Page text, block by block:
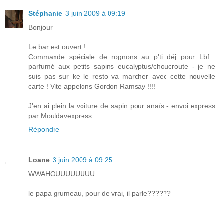
Stéphanie 3 juin 2009 à 09:19
Bonjour
Le bar est ouvert !
Commande spéciale de rognons au p'ti déj pour Lbf...
parfumé aux petits sapins eucalyptus/choucroute - je ne
suis pas sur ke le resto va marcher avec cette nouvelle
carte ! Vite appelons Gordon Ramsay !!!!
J'en ai plein la voiture de sapin pour anaïs - envoi express
par Mouldavexpress
Répondre
Loane 3 juin 2009 à 09:25
WWAHOUUUUUUUU
le papa grumeau, pour de vrai, il parle??????